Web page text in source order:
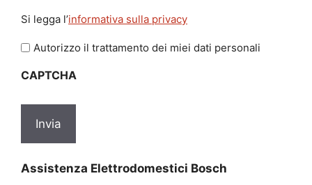
legga
l'informativa
privacy
Si legga l’informativa sulla privacy
Autorizzo il trattamento dei miei dati personali
CAPTCHA
Assistenza Elettrodomestici Bosch